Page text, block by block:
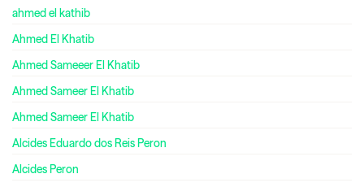
ahmed el kathib
Ahmed El Khatib
Ahmed Sameeer El Khatib
Ahmed Sameer El Khatib
Ahmed Sameer El Khatib
Alcides Eduardo dos Reis Peron
Alcides Peron